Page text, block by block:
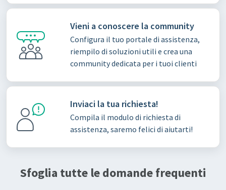
Vieni a conoscere la community
Configura il tuo portale di assistenza,
riempilo di soluzioni utili e crea una
community dedicata per i tuoi clienti
Inviaci la tua richiesta!
Compila il modulo di richiesta di
assistenza, saremo felici di aiutarti!
Sfoglia tutte le domande frequenti